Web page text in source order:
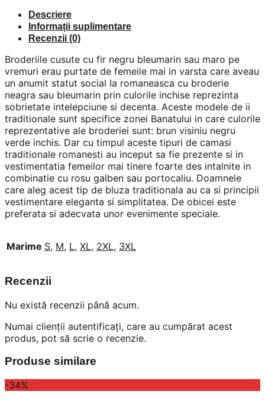
Descriere
Informații suplimentare
Recenzii (0)
Broderiile cusute cu fir negru bleumarin sau maro pe
vremuri erau purtate de femeile mai in varsta care aveau
un anumit statut social Ia romaneasca cu broderie
neagra sau bleumarin prin culorile inchise reprezinta
sobrietate intelepciune si decenta. Aceste modele de ii
traditionale sunt specifice zonei Banatului in care culorile
reprezentative ale broderiei sunt: brun visiniu negru
verde inchis. Dar cu timpul aceste tipuri de camasi
traditionale romanesti au inceput sa fie prezente si in
vestimentatia femeilor mai tinere foarte des intalnite in
combinatie cu rosu galben sau portocaliu. Doamnele
care aleg acest tip de bluza traditionala au ca si principii
vestimentare eleganta si simplitatea. De obicei este
preferata si adecvata unor evenimente speciale.
Marime S, M, L, XL, 2XL, 3XL
Recenzii
Nu există recenzii până acum.
Numai clienții autentificați, care au cumpărat acest
produs, pot să scrie o recenzie.
Produse similare
-34%